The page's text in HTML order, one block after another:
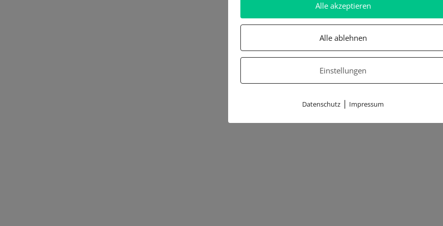
Alle akzeptieren
Alle ablehnen
Einstellungen
Datenschutz | Impressum